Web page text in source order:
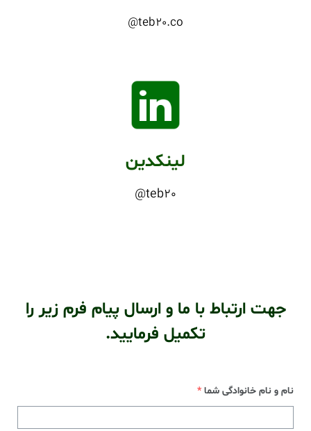
teb20.co@
لینکدین
teb20@
جهت ارتباط با ما و ارسال پیام فرم زیر را
تکمیل فرمایید.
نام و نام خانوادگی شما *